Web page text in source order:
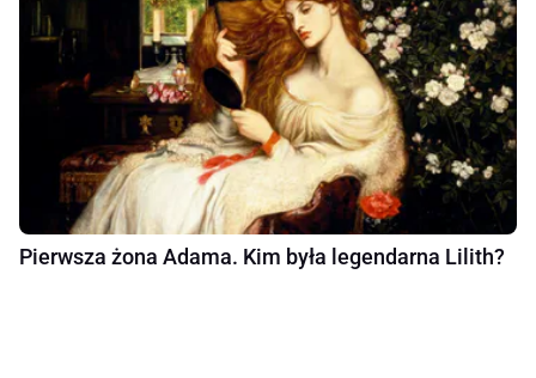
Pierwsza żona Adama. Kim była legendarna Lilith?